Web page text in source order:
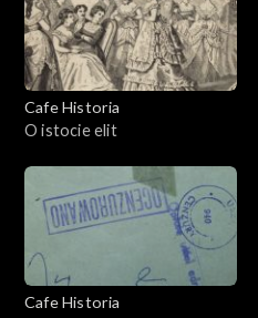
Cafe Historia
O istocie elit
Cafe Historia